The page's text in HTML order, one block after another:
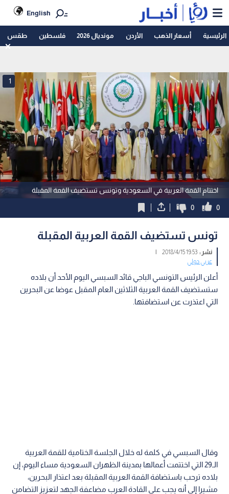
English
الرئيسية أسعار الذهب الأردن مونديال 2026 فلسطين طقس
اختتام القمة العربية في السعودية وتونس تستضيف القمة المقبلة
1
0
0
تونس تستضيف القمة العربية المقبلة
نشر :19:53 2018/4/15
|
عربي دولي
أعلن الرئيس التونسي الباجي قائد السبسي اليوم الأحد أن بلاده
ستستضيف القمة العربية الثلاثين العام المقبل عوضا عن البحرين
التي اعتذرت عن استضافتها.
وقال السبسي في كلمة له خلال الجلسة الختامية للقمة العربية
الـ29 التي اختتمت أعمالها بمدينة الظهران السعودية مساء اليوم، إن
بلاده ترحب باستضافة القمة العربية المقبلة بعد اعتذار البحرين،
مشيرا إلى أنه يجب على القادة العرب مضاعفة الجهد لتعزيز التضامن